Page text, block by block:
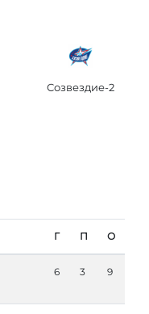
Созвездие-2
Г П О
6 3 9